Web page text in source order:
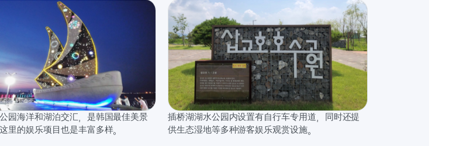
园海洋和湖泊交汇，是韩国最佳美景
里的娱乐项目也是丰富多样。
插桥湖湖水公园内设置有自行车专用道，同时还提
供生态湿地等多种游客娱乐观赏设施。